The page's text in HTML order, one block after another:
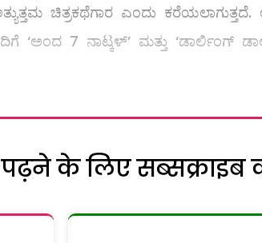
ಚಿತ್ರಕಥೆಗಾರ ಎಂದು ಕರೆಯಲಾಗುತ್ತದೆ.
‘ಅಂದ 7 ನಾಟ್ಕಳ್’ ಮತ್ತು ‘ಡಾರ್ಲಿಂಗ್
के लिए सब्सक्राइब